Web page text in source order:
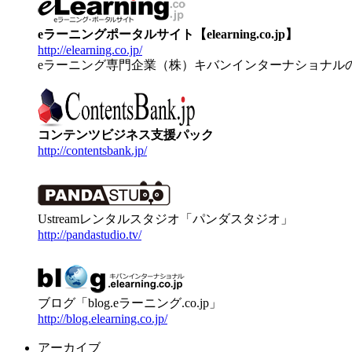
eラーニングポータルサイト【elearning.co.jp】
http://elearning.co.jp/
eラーニング専門企業（株）キバンインターナショナル
コンテンツビジネス支援パック
http://contentsbank.jp/
Ustreamレンタルスタジオ「パンダスタジオ」
http://pandastudio.tv/
ブログ「blog.eラーニング.co.jp」
http://blog.elearning.co.jp/
アーカイブ